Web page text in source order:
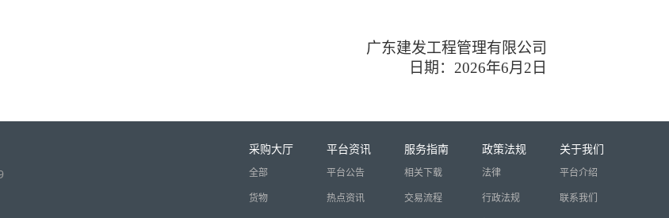
广东建发工程管理有限公司
日期：2026年6月 2 日
采购大厅
全部
货物
平台资讯
平台公告
热点资讯
服务指南
相关下载
交易流程
政策法规
法律
行政法规
关于我们
平台介绍
联系我们